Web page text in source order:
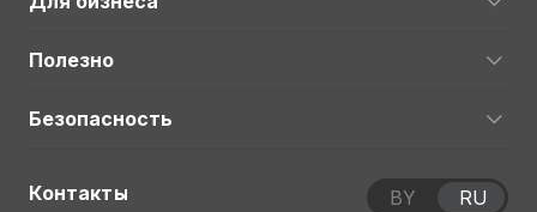
Полезно
Безопасность
Контакты BY RU